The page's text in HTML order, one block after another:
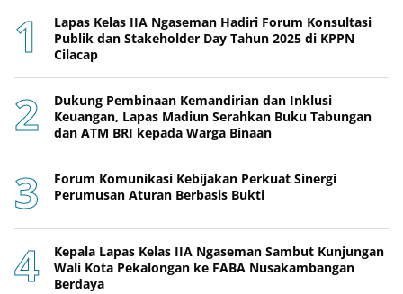
Lapas Kelas IIA Ngaseman Hadiri Forum Konsultasi
Publik dan Stakeholder Day Tahun 2025 di KPPN
Cilacap
Dukung Pembinaan Kemandirian dan Inklusi
Keuangan, Lapas Madiun Serahkan Buku Tabungan
dan ATM BRI kepada Warga Binaan
Forum Komunikasi Kebijakan Perkuat Sinergi
Perumusan Aturan Berbasis Bukti
Kepala Lapas Kelas IIA Ngaseman Sambut Kunjungan
Wali Kota Pekalongan ke FABA Nusakambangan
Berdaya